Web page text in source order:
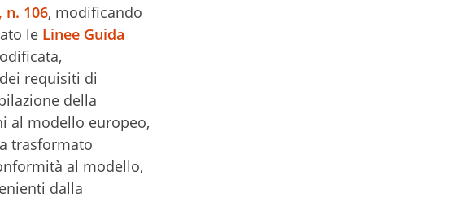
n. 106, modificando
le Linee Guida
requisiti di
della
al modello europeo,
trasformato
al modello,
dalla